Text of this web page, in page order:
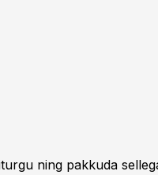
ning pakkuda